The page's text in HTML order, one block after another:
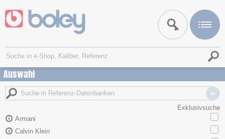
Auswahl
Exklusivsuche
Armani
Calvin Klein